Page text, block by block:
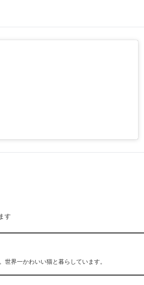
す
界一かわいい猫と暮らしています。